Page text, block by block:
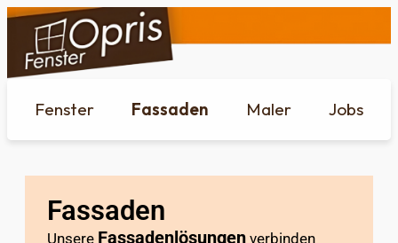
Fenster Fassaden Maler Jobs
Fassaden
Unsere Fassadenlösungen verbinden